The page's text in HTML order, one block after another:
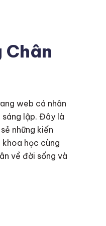
Chân
web cá nhân
sáng lập. Đây là
những kiến
khoa học cùng
về đời sống và